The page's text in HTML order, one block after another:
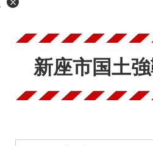
本
新座市国土